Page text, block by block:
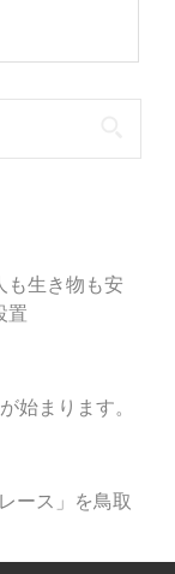
も生き物も安
置
始まります。
ース」を鳥取